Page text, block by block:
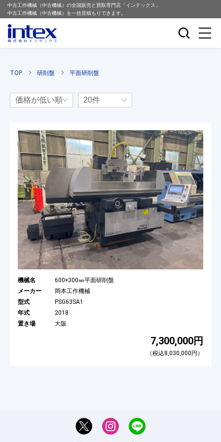
中古工作機械（中古機械）の全国販売と買取専門店「インテックス」
中古工作機械（中古機械）を一括見積もりできます。
TOP 研削盤 平面研削盤
機械名
600×300㎜平面研削盤
メーカー
岡本工作機械
型式
PSG63SA1
年式
2018
置き場
大阪
7,300,000円
（税込8,030,000円）